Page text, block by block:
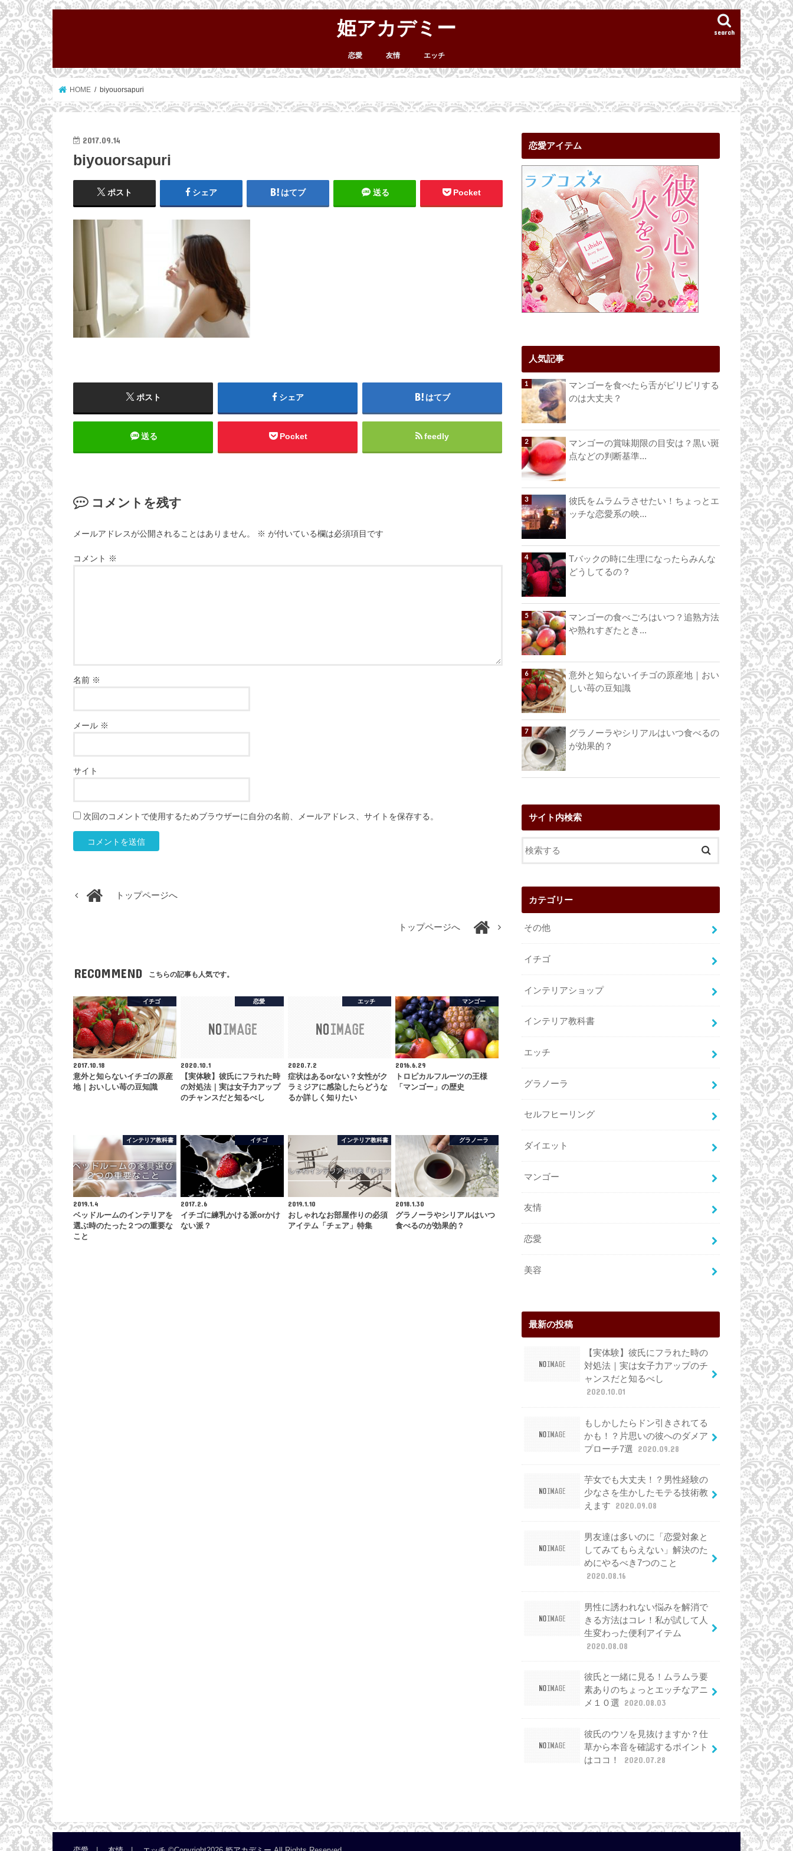
姫アカデミー search
恋愛 友情 エッチ
HOME biyouorsapuri
2017.09.14
biyouorsapuri
ポスト シェア はてブ 送る Pocket
ポスト シェア はてブ
送る Pocket feedly
コメントを残す
メールアドレスが公開されることはありません。 ※ が付いている欄は必須項目です
コメント ※
名前 ※
メール ※
サイト
次回のコメントで使用するためブラウザーに自分の名前、メールアドレス、サイトを保存する。
トップページへ
トップページへ
RECOMMEND こちらの記事も人気です。
イチゴ
2017.10.18
意外と知らないイチゴの原産
地｜おいしい苺の豆知識
恋愛
2020.10.1
【実体験】彼氏にフラれた時
の対処法｜実は女子力アップ
のチャンスだと知るべし
エッチ
2020.7.2
症状はあるorない？女性がク
ラミジアに感染したらどうな
るか詳しく知りたい
マンゴー
2016.6.29
トロピカルフルーツの王様
「マンゴー」の歴史
インテリア教科書
2019.1.4
ベッドルームのインテリアを
選ぶ時のたった２つの重要な
こと
イチゴ
2017.2.6
イチゴに練乳かける派orかけ
ない派？
インテリア教科書
2019.1.10
おしゃれなお部屋作りの必須
アイテム「チェア」特集
グラノーラ
2018.1.30
グラノーラやシリアルはいつ
食べるのが効果的？
恋愛アイテム
人気記事
マンゴーを食べたら舌がピリピリする
のは大丈夫？
マンゴーの賞味期限の目安は？黒い斑
点などの判断基準...
彼氏をムラムラさせたい！ちょっとエ
ッチな恋愛系の映...
Tバックの時に生理になったらみんな
どうしてるの？
マンゴーの食べごろはいつ？追熟方法
や熟れすぎたとき...
意外と知らないイチゴの原産地｜おい
しい苺の豆知識
グラノーラやシリアルはいつ食べるの
が効果的？
サイト内検索
カテゴリー
その他
イチゴ
インテリアショップ
インテリア教科書
エッチ
グラノーラ
セルフヒーリング
ダイエット
マンゴー
友情
恋愛
美容
最新の投稿
【実体験】彼氏にフラれた時の
対処法｜実は女子力アップのチ
ャンスだと知るべし
2020.10.01
もしかしたらドン引きされてる
かも！？片思いの彼へのダメア
プローチ7選
2020.09.28
芋女でも大丈夫！？男性経験の
少なさを生かしたモテる技術教
えます
2020.09.08
男友達は多いのに「恋愛対象と
してみてもらえない」解決のた
めにやるべき7つのこと
2020.08.16
男性に誘われない悩みを解消で
きる方法はコレ！私が試して人
生変わった便利アイテム
2020.08.08
彼氏と一緒に見る！ムラムラ要
素ありのちょっとエッチなアニ
メ１０選
2020.08.03
彼氏のウソを見抜けますか？仕
草から本音を確認するポイント
はココ！
2020.07.28